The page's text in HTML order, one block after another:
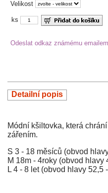
Velikost
ks
Odeslat odkaz známému emailem
Detailní popis
Módní kšiltovka, která
zářením.
S 3 - 18 měsíců (obvod
M 18m - 4roky (obvod hlavy
L 4 - 8 let (obvod hlavy 52,5